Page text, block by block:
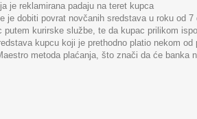
je reklamirana padaju na teret kupca
je dobiti povrat novčanih sredstava u roku od
putem kurirske službe, te da kupac prilikom
kupcu koji je prethodno platio nekom
metoda plaćanja, što znači da će banka